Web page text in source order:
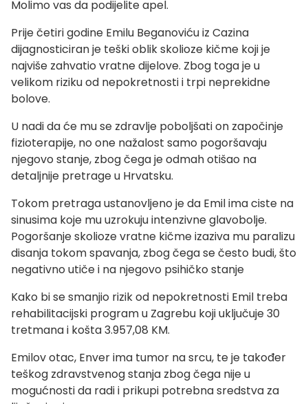
Molimo vas da podijelite apel.
Prije četiri godine Emilu Beganoviću iz Cazina
dijagnosticiran je teški oblik skolioze kičme koji je
najviše zahvatio vratne dijelove. Zbog toga je u
velikom riziku od nepokretnosti i trpi neprekidne
bolove.
U nadi da će mu se zdravlje poboljšati on započinje
fizioterapije, no one nažalost samo pogoršavaju
njegovo stanje, zbog čega je odmah otišao na
detaljnije pretrage u Hrvatsku.
Tokom pretraga ustanovljeno je da Emil ima ciste na
sinusima koje mu uzrokuju intenzivne glavobolje.
Pogoršanje skolioze vratne kičme izaziva mu paralizu
disanja tokom spavanja, zbog čega se često budi, što
negativno utiče i na njegovo psihičko stanje
Kako bi se smanjio rizik od nepokretnosti Emil treba
rehabilitacijski program u Zagrebu koji uključuje 30
tretmana i košta 3.957,08 KM.
Emilov otac, Enver ima tumor na srcu, te je također
teškog zdravstvenog stanja zbog čega nije u
mogućnosti da radi i prikupi potrebna sredstva za